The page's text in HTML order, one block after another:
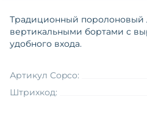
Традиционный
вертикальными бортами с
удобного входа.
Артикул Copco:
Штрихкод: